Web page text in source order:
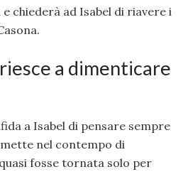
chiederà ad Isabel di riavere i
a dimenticare
a Isabel di pensare sempre
nel contempo di
fosse tornata solo per